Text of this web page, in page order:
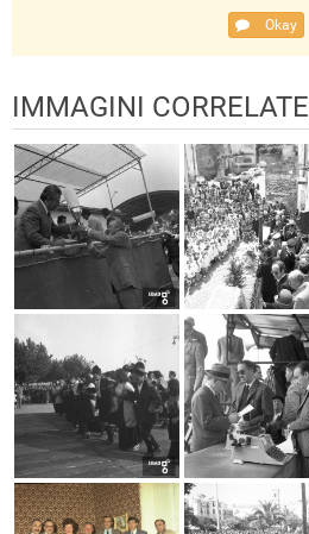
Okay
IMMAGINI CORRELATE